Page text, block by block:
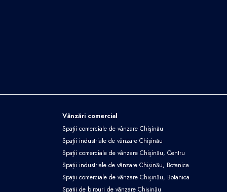
Vânzări comercial
Spații comerciale de vânzare Chișinău
Spații industriale de vânzare Chișinău
Spații comerciale de vânzare Chișinău, Centru
Spații industriale de vânzare Chișinău, Botanica
Spații comerciale de vânzare Chișinău, Botanica
Spații de birouri de vânzare Chișinău